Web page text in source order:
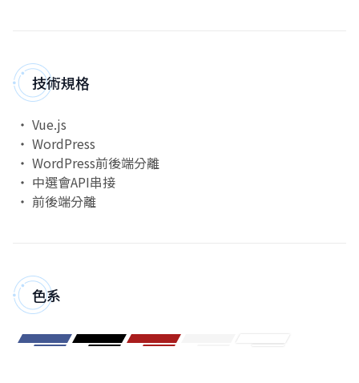
技術規格
Vue.js
WordPress
WordPress前後端分離
中選會API串接
前後端分離
色系